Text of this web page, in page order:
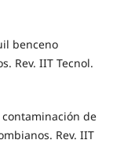
benceno
Rev. IIT Tecnol.
contaminación de
Rev. IIT